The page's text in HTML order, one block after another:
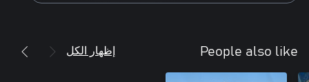
People also like إظهار الكل